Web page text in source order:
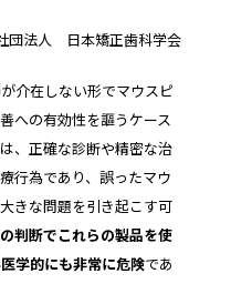
団法人 日本矯正歯科学会
介在しない形でマウスピ
への有効性を謳うケース
、正確な診断や精密な治
行為であり、誤ったマウ
きな問題を引き起こす可
判断でこれらの製品を使
学的にも非常に危険であ